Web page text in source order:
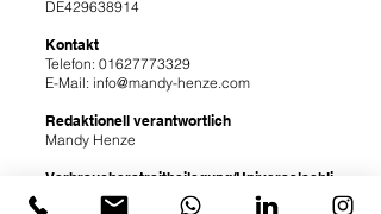
DE429638914
Kontakt
Telefon: 01627773329
E-Mail: info@mandy-henze.com
Redaktionell verantwortlich
Mandy Henze
Verbraucherstreitbeilegung/Universalschli
chtungsstelle